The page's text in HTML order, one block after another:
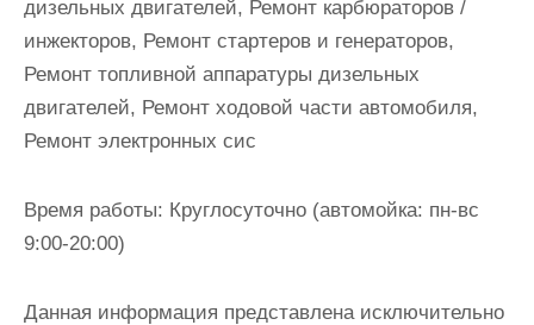
дизельных двигателей, Ремонт карбюраторов /
инжекторов, Ремонт стартеров и генераторов,
Ремонт топливной аппаратуры дизельных
двигателей, Ремонт ходовой части автомобиля,
Ремонт электронных сис
Время работы: Круглосуточно (автомойка: пн-вс
9:00-20:00)
Данная информация представлена исключительно